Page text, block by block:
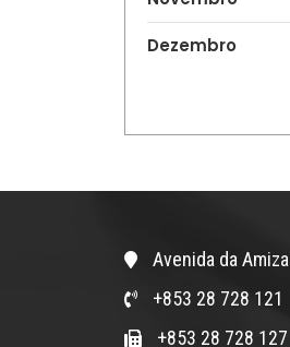
Dezembro
Avenida da
+853 28 728 121
+853 28 728 127